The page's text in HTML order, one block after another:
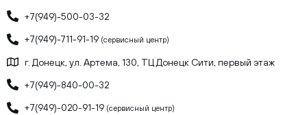
+7(949)-500-03-32
+7(949)-711-91-19 (сервисный центр)
г. Донецк, ул. Артема, 130, ТЦ Донецк Сити, первый этаж
+7(949)-840-00-32
+7(949)-020-91-19 (сервисный центр)